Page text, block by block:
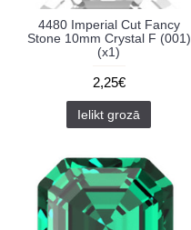
4480 Imperial Cut Fancy
Stone 10mm Crystal F (001)
(x1)
2,25€
Ielikt grozā